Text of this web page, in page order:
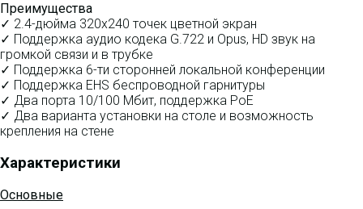
Преимущества
✓ 2.4-дюйма 320x240 точек цветной экран
✓ Поддержка аудио кодека G.722 и Opus, HD звук на
громкой связи и в трубке
✓ Поддержка 6-ти сторонней локальной конференции
✓ Поддержка EHS беспроводной гарнитуры
✓ Два порта 10/100 Мбит, поддержка PoE
✓ Два варианта установки на столе и возможность
крепления на стене
Характеристики
Основные